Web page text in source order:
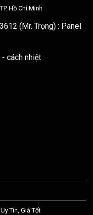
Hồ Chí Minh
(Mr. Trọng) : Panel
cách nhiệt
Tín, Giá Tốt